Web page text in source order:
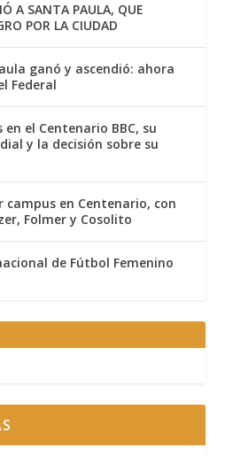
A SANTA PAULA, QUE
POR LA CIUDAD
ganó y ascendió: ahora
Federal
el Centenario BBC, su
y la decisión sobre su
campus en Centenario, con
Folmer y Cosolito
de Fútbol Femenino